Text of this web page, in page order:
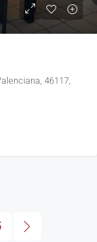
46117,